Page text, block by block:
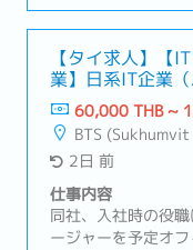
客様の利便性向上
の拡大を図ってお
存顧客へのアプロ
業向けの営業・サ
および最適なサー
び価格・契約条件
収、社内連携、納
築および継続的なフ
書類の作成・社内関
標（KPI）の達成・
生時の迅速な対応
【タイ求人】【
業】日系IT企業
60,000 THB ~
BTS
2日 前
仕事内容
同社、入社時の役
ージャーを予定オ